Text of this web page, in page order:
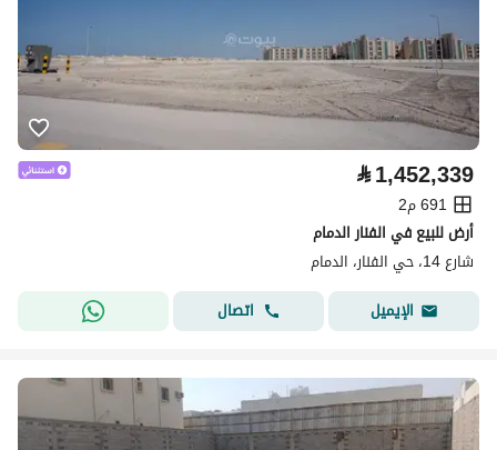
⃁1,452,339
691 م2
أرض للبيع في الفنار الدمام
شارع 14، حي الفنار، الدمام
الإيميل
اتصال